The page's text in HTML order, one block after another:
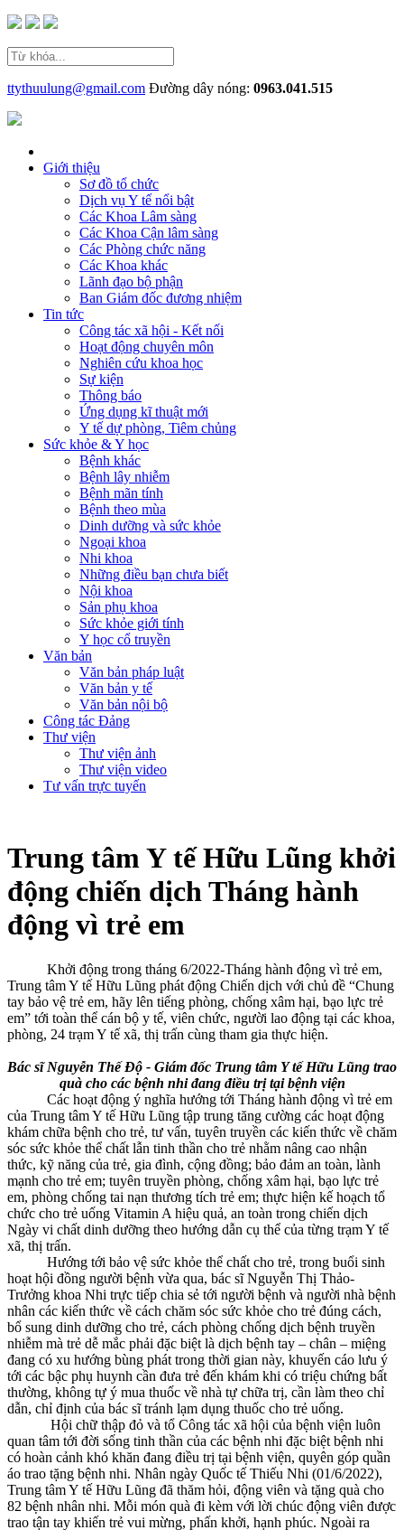
ttythuulung@gmail.com Đường dây nóng: 0963.041.515
Giới thiệu
Sơ đồ tổ chức
Dịch vụ Y tế nổi bật
Các Khoa Lâm sàng
Các Khoa Cận lâm sàng
Các Phòng chức năng
Các Khoa khác
Lãnh đạo bộ phận
Ban Giám đốc đương nhiệm
Tin tức
Công tác xã hội - Kết nối
Hoạt động chuyên môn
Nghiên cứu khoa học
Sự kiện
Thông báo
Ứng dụng kĩ thuật mới
Y tế dự phòng, Tiêm chủng
Sức khỏe & Y học
Bệnh khác
Bệnh lây nhiễm
Bệnh mãn tính
Bệnh theo mùa
Dinh dưỡng và sức khỏe
Ngoại khoa
Nhi khoa
Những điều bạn chưa biết
Nội khoa
Sản phụ khoa
Sức khỏe giới tính
Y học cổ truyền
Văn bản
Văn bản pháp luật
Văn bản y tế
Văn bản nội bộ
Công tác Đảng
Thư viện
Thư viện ảnh
Thư viện video
Tư vấn trực tuyến
Trung tâm Y tế Hữu Lũng khởi
động chiến dịch Tháng hành
động vì trẻ em
Khởi động trong tháng 6/2022-Tháng hành động vì trẻ em,
Trung tâm Y tế Hữu Lũng phát động Chiến dịch với chủ đề “Chung
tay bảo vệ trẻ em, hãy lên tiếng phòng, chống xâm hại, bạo lực trẻ
em” tới toàn thể cán bộ y tế, viên chức, người lao động tại các khoa,
phòng, 24 trạm Y tế xã, thị trấn cùng tham gia thực hiện.
Bác sĩ Nguyễn Thế Độ - Giám đốc Trung tâm Y tế Hữu Lũng trao
quà cho các bệnh nhi đang điều trị tại bệnh viện
Các hoạt động ý nghĩa hướng tới Tháng hành động vì trẻ em
của Trung tâm Y tế Hữu Lũng tập trung tăng cường các hoạt động
khám chữa bệnh cho trẻ, tư vấn, tuyên truyền các kiến thức về chăm
sóc sức khỏe thể chất lẫn tinh thần cho trẻ nhằm nâng cao nhận
thức, kỹ năng của trẻ, gia đình, cộng đồng; bảo đảm an toàn, lành
mạnh cho trẻ em; tuyên truyền phòng, chống xâm hại, bạo lực trẻ
em, phòng chống tai nạn thương tích trẻ em; thực hiện kế hoạch tổ
chức cho trẻ uống Vitamin A hiệu quả, an toàn trong chiến dịch
Ngày vi chất dinh dưỡng theo hướng dẫn cụ thể của từng trạm Y tế
xã, thị trấn.
Hướng tới bảo vệ sức khỏe thể chất cho trẻ, trong buổi sinh
hoạt hội đồng người bệnh vừa qua, bác sĩ Nguyễn Thị Thảo-
Trưởng khoa Nhi trực tiếp chia sẻ tới người bệnh và người nhà bệnh
nhân các kiến thức về cách chăm sóc sức khỏe cho trẻ đúng cách,
bổ sung dinh dưỡng cho trẻ, cách phòng chống dịch bệnh truyền
nhiễm mà trẻ dễ mắc phải đặc biệt là dịch bệnh tay – chân – miệng
đang có xu hướng bùng phát trong thời gian này, khuyến cáo lưu ý
tới các bậc phụ huynh cần đưa trẻ đến khám khi có triệu chứng bất
thường, không tự ý mua thuốc về nhà tự chữa trị, cần làm theo chỉ
dẫn, chỉ định của bác sĩ tránh lạm dụng thuốc cho trẻ uống.
Hội chữ thập đỏ và tổ Công tác xã hội của bệnh viện luôn
quan tâm tới đời sống tinh thần của các bệnh nhi đặc biệt bệnh nhi
có hoàn cảnh khó khăn đang điều trị tại bệnh viện, quyên góp quần
áo trao tặng bệnh nhi. Nhân ngày Quốc tế Thiếu Nhi (01/6/2022),
Trung tâm Y tế Hữu Lũng đã thăm hỏi, động viên và tặng quà cho
82 bệnh nhân nhi. Mỗi món quà đi kèm với lời chúc động viên được
trao tận tay khiến trẻ vui mừng, phấn khởi, hạnh phúc. Ngoài ra